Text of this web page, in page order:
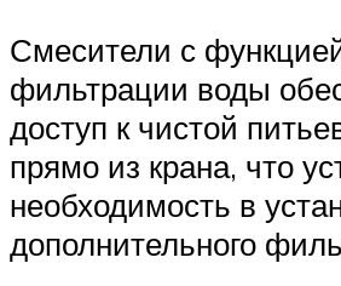
Смесители с
фильтрации воды
доступ к чистой
прямо из крана, что
необходимость в
дополнительного